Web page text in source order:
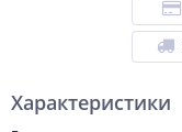
Характеристики